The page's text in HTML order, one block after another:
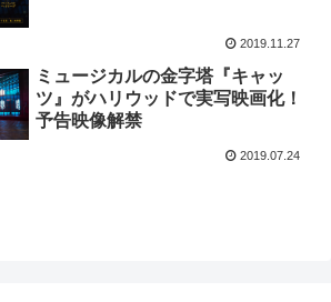
2019.11.27
ミュージカルの金字塔『キャッ
ツ』がハリウッドで実写映画化！
予告映像解禁
2019.07.24